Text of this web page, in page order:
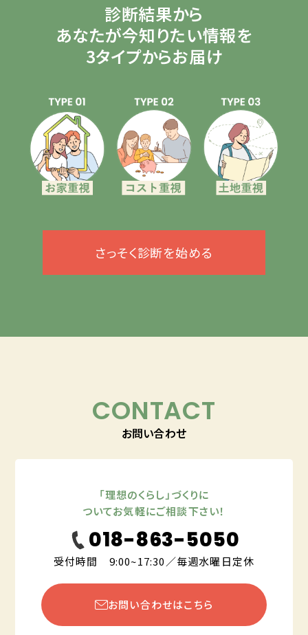
診断結果から
あなたが今知りたい情報を
3タイプからお届け
さっそく診断を始める
CONTACT
お問い合わせ
「理想のくらし」づくりに
ついてお気軽にご相談下さい！
018-863-5050
受付時間 9:00~17:30／毎週水曜日定休
お問い合わせはこちら